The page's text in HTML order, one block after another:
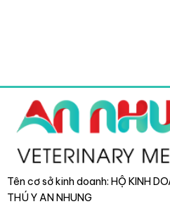
Tên cơ sở kinh doanh: HỘ KINH
THÚ Y AN NHUNG